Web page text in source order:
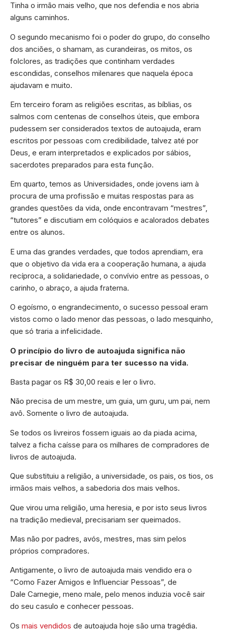
Tinha o irmão mais velho, que nos defendia e nos abria
alguns caminhos.
O segundo mecanismo foi o poder do grupo, do conselho
dos anciões, o shamam, as curandeiras, os mitos, os
folclores, as tradições que continham verdades
escondidas, conselhos milenares que naquela época
ajudavam e muito.
Em terceiro foram as religiões escritas, as bíblias, os
salmos com centenas de conselhos úteis, que embora
pudessem ser considerados textos de autoajuda, eram
escritos por pessoas com credibilidade, talvez até por
Deus, e eram interpretados e explicados por sábios,
sacerdotes preparados para esta função.
Em quarto, temos as Universidades, onde jovens iam à
procura de uma profissão e muitas respostas para as
grandes questões da vida, onde encontravam “mestres”,
“tutores” e discutiam em colóquios e acalorados debates
entre os alunos.
E uma das grandes verdades, que todos aprendiam, era
que o objetivo da vida era a cooperação humana, a ajuda
recíproca, a solidariedade, o convívio entre as pessoas, o
carinho, o abraço, a ajuda fraterna.
O egoísmo, o engrandecimento, o sucesso pessoal eram
vistos como o lado menor das pessoas, o lado mesquinho,
que só traria a infelicidade.
O princípio do livro de autoajuda significa não
precisar de ninguém para ter sucesso na vida.
Basta pagar os R$ 30,00 reais e ler o livro.
Não precisa de um mestre, um guia, um guru, um pai, nem
avô. Somente o livro de autoajuda.
Se todos os livreiros fossem iguais ao da piada acima,
talvez a ficha caísse para os milhares de compradores de
livros de autoajuda.
Que substituiu a religião, a universidade, os pais, os tios, os
irmãos mais velhos, a sabedoria dos mais velhos.
Que virou uma religião, uma heresia, e por isto seus livros
na tradição medieval, precisariam ser queimados.
Mas não por padres, avós, mestres, mas sim pelos
próprios compradores.
Antigamente, o livro de autoajuda mais vendido era o
“Como Fazer Amigos e Influenciar Pessoas”, de
Dale Carnegie, meno male, pelo menos induzia você sair
do seu casulo e conhecer pessoas.
Os mais vendidos de autoajuda hoje são uma tragédia.